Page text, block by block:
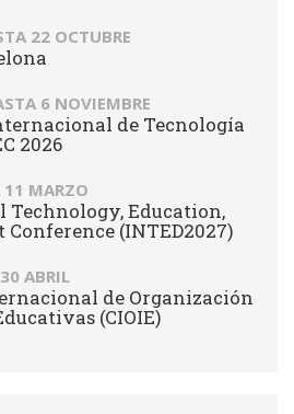
22 OCTUBRE
6 NOVIEMBRE
de Tecnología
2026
11 MARZO
Education,
(INTED2027)
30 ABRIL
de Organización
(CIOIE)